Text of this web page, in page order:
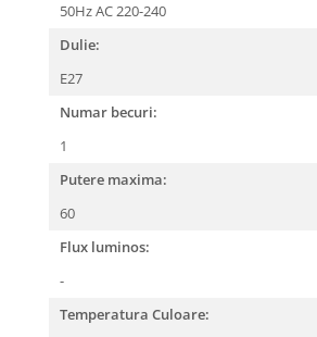
50Hz AC 220-240
Dulie:
E27
Numar becuri:
1
Putere maxima:
60
Flux luminos:
-
Temperatura Culoare: